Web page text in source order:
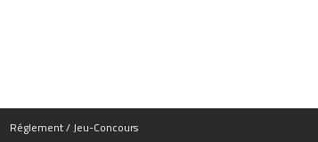
Réglement / Jeu-Concours